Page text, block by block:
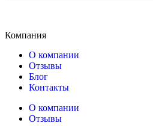
Компания
О компании
Отзывы
Блог
Контакты
О компании
Отзывы